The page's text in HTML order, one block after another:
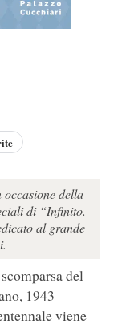
della
di “Infinito.
al grande
del
1943 –
viene